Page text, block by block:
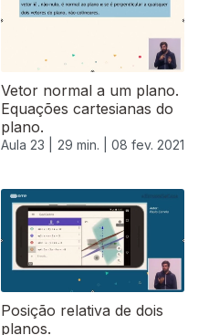
Vetor normal a um plano.
Equações cartesianas do
plano.
Aula 23 | 29 min. | 08 fev. 2021
Posição relativa de dois
planos.